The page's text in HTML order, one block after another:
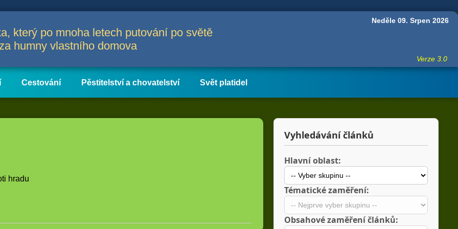
který po mnoha letech putování po světě
humny vlastního domova
Neděle 09. Srpen 2026
Verze 3.0
Cestování Pěstitelství a chovatelství Svět platidel
hradu
Vyhledávání článků
Hlavní oblast:
Tématické zaměření:
Obsahové zaměření článků: